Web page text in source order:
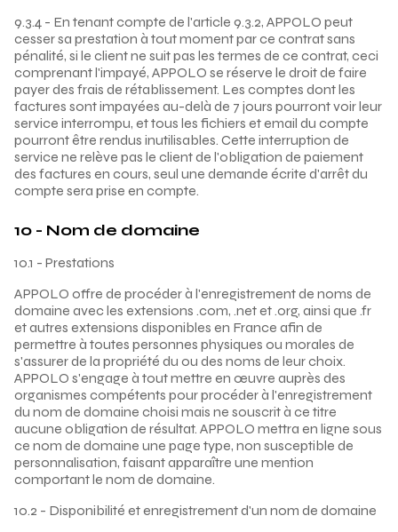
9.3.4 - En tenant compte de l'article 9.3.2, APPOLO peut
cesser sa prestation à tout moment par ce contrat sans
pénalité, si le client ne suit pas les termes de ce contrat, ceci
comprenant l'impayé, APPOLO se réserve le droit de faire
payer des frais de rétablissement. Les comptes dont les
factures sont impayées au-delà de 7 jours pourront voir leur
service interrompu, et tous les fichiers et email du compte
pourront être rendus inutilisables. Cette interruption de
service ne relève pas le client de l'obligation de paiement
des factures en cours, seul une demande écrite d'arrêt du
compte sera prise en compte.
10 - Nom de domaine
10.1 - Prestations
APPOLO offre de procéder à l'enregistrement de noms de
domaine avec les extensions .com, .net et .org, ainsi que .fr
et autres extensions disponibles en France afin de
permettre à toutes personnes physiques ou morales de
s'assurer de la propriété du ou des noms de leur choix.
APPOLO s'engage à tout mettre en œuvre auprès des
organismes compétents pour procéder à l'enregistrement
du nom de domaine choisi mais ne souscrit à ce titre
aucune obligation de résultat. APPOLO mettra en ligne sous
ce nom de domaine une page type, non susceptible de
personnalisation, faisant apparaître une mention
comportant le nom de domaine.
10.2 - Disponibilité et enregistrement d'un nom de domaine